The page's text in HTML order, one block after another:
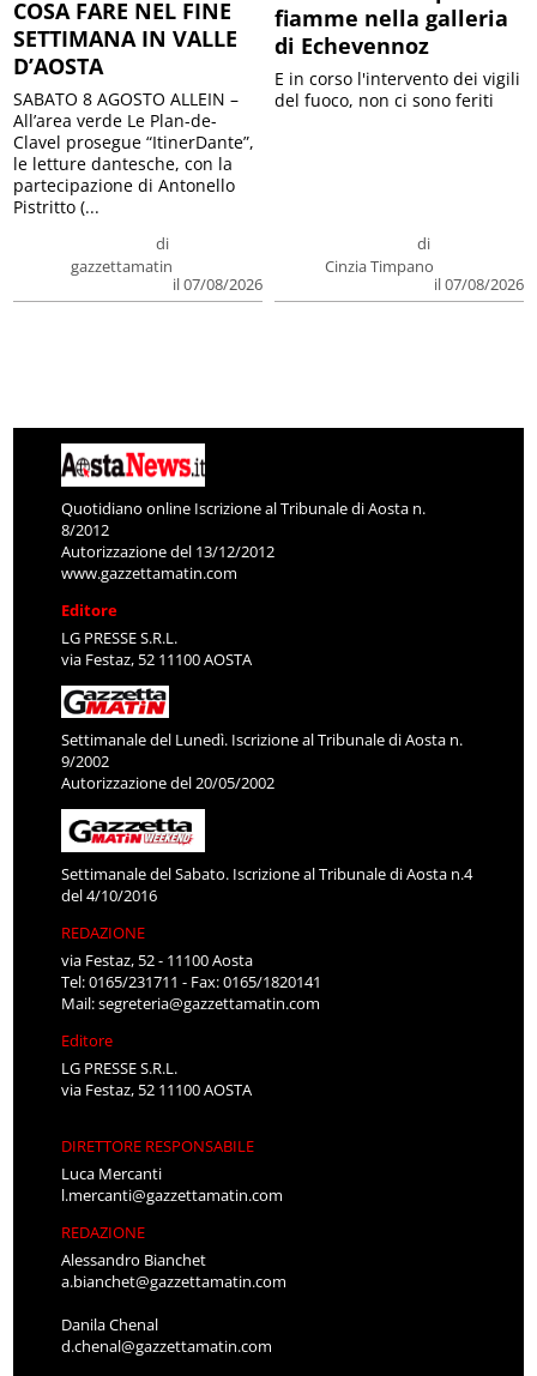
COSA FARE NEL FINE
SETTIMANA IN VALLE
D’AOSTA
di
gazzettamatin
il 07/08/2026
SABATO 8 AGOSTO ALLEIN –
All’area verde Le Plan-de-
Clavel prosegue “ItinerDante”,
le letture dantesche, con la
partecipazione di Antonello
Pistritto (...
fiamme nella galleria
di Echevennoz
di
Cinzia Timpano
il 07/08/2026
E in corso l'intervento dei vigili
del fuoco, non ci sono feriti
Quotidiano online Iscrizione al Tribunale di Aosta n.
8/2012
Autorizzazione del 13/12/2012
www.gazzettamatin.com
Editore
LG PRESSE S.R.L.
via Festaz, 52 11100 AOSTA
Settimanale del Lunedì. Iscrizione al Tribunale di Aosta n.
9/2002
Autorizzazione del 20/05/2002
Settimanale del Sabato. Iscrizione al Tribunale di Aosta n.4
del 4/10/2016
REDAZIONE
via Festaz, 52 - 11100 Aosta
Tel: 0165/231711 - Fax: 0165/1820141
Mail:segreteria@gazzettamatin.com
Editore
LG PRESSE S.R.L.
via Festaz, 52 11100 AOSTA
DIRETTORE RESPONSABILE
Luca Mercanti
l.mercanti@gazzettamatin.com
REDAZIONE
Alessandro Bianchet
a.bianchet@gazzettamatin.com
Danila Chenal
d.chenal@gazzettamatin.com